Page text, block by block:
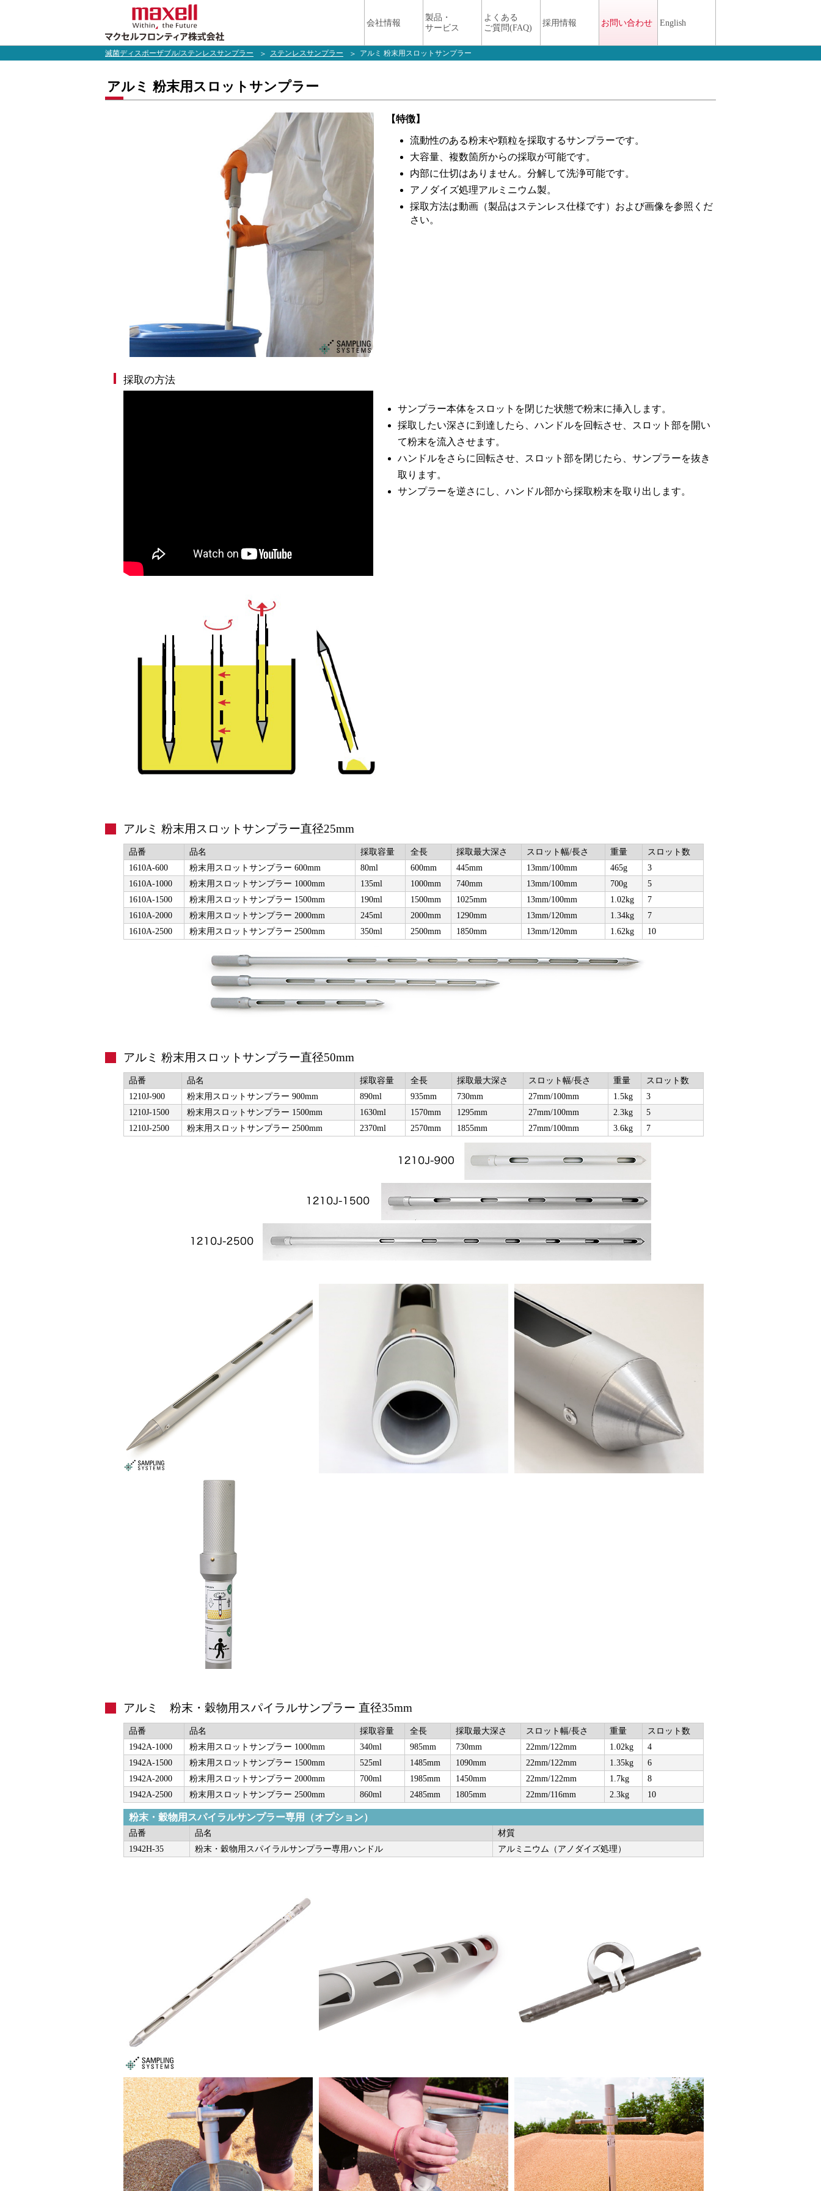
会社情報
製品・
サービス
よくある
ご質問(FAQ)
採用情報 お問い合わせ English
滅菌ディスポーザブル/ステンレスサンプラー ステンレスサンプラー アルミ 粉末用スロットサンプラー
アルミ 粉末用スロットサンプラー
【特徴】
流動性のある粉末や顆粒を採取するサンプラーです。
大容量、複数箇所からの採取が可能です。
内部に仕切はありません。分解して洗浄可能です。
アノダイズ処理アルミニウム製。
採取方法は動画（製品はステンレス仕様です）および画像を参照くだ
さい。
採取の方法
サンプラー本体をスロットを閉じた状態で粉末に挿入します。
採取したい深さに到達したら、ハンドルを回転させ、スロット部を開い
て粉末を流入させます。
ハンドルをさらに回転させ、スロット部を閉じたら、サンプラーを抜き
取ります。
サンプラーを逆さにし、ハンドル部から採取粉末を取り出します。
アルミ 粉末用スロットサンプラー直径25mm
品番 品名 採取容量 全長 採取最大深さ スロット幅/長さ 重量
スロット数
1610A-600
粉末用スロットサンプラー 600mm 80ml 600mm 445mm 13mm/100mm 465g
3
1610A-1000
粉末用スロットサンプラー 1000mm 135ml 1000mm 740mm 13mm/100mm 700g
5
1610A-1500
粉末用スロットサンプラー 1500mm 190ml 1500mm 1025mm 13mm/100mm 1.02kg
7
1610A-2000
粉末用スロットサンプラー 2000mm 245ml 2000mm 1290mm 13mm/120mm 1.34kg
7
1610A-2500
粉末用スロットサンプラー 2500mm 350ml 2500mm 1850mm 13mm/120mm 1.62kg 10
アルミ 粉末用スロットサンプラー直径50mm
品番 品名 採取容量 全長 採取最大深さ スロット幅/長さ 重量
スロット数
1210J-900
粉末用スロットサンプラー 900mm 890ml 935mm 730mm 27mm/100mm 1.5kg
3
1210J-1500
粉末用スロットサンプラー 1500mm 1630ml 1570mm 1295mm 27mm/100mm 2.3kg
5
1210J-2500
粉末用スロットサンプラー 2500mm 2370ml 2570mm 1855mm 27mm/100mm 3.6kg 7
アルミ 粉末・穀物用スパイラルサンプラー 直径35mm
品番 品名 採取容量 全長 採取最大深さ スロット幅/長さ 重量
スロット数
1942A-1000
粉末用スロットサンプラー 1000mm 340ml 985mm 730mm 22mm/122mm 1.02kg
4
1942A-1500
粉末用スロットサンプラー 1500mm 525ml 1485mm 1090mm 22mm/122mm 1.35kg
6
1942A-2000
粉末用スロットサンプラー 2000mm 700ml 1985mm 1450mm 22mm/122mm 1.7kg
8
1942A-2500
粉末用スロットサンプラー 2500mm 860ml 2485mm 1805mm 22mm/116mm 2.3kg 10
粉末・穀物用スパイラルサンプラー専用（オプション）
品番 品名
材質
1942H-35
粉末・穀物用スパイラルサンプラー専用ハンドル アルミニウム（アノダイズ処理）